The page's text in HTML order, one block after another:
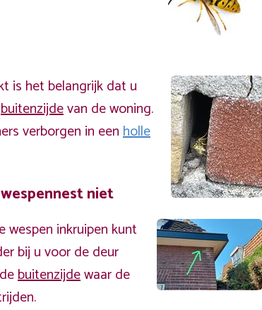
is het belangrijk dat u
buitenzijdevan de woning.
verborgen in eenholle
niet
inkruipen kunt
bij u voor de deur
buitenzijdewaar de